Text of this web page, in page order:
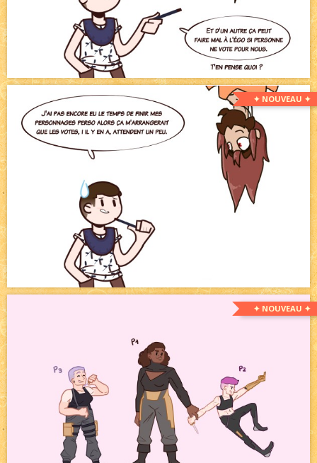
✦ NOUVEAU ✦
✦ NOUVEAU ✦